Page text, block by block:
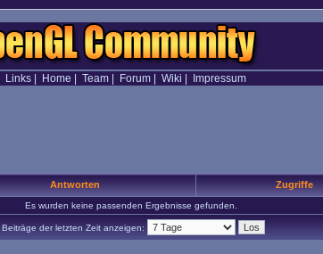
Links| Home Team| Forum| Wiki Impressum
Antworten Zugriffe
Es wurden keine passenden Ergebnisse gefunden.
Beiträge der letzten Zeit anzeigen: